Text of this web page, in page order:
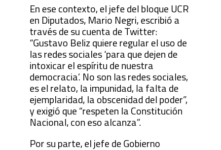
En ese contexto, el jefe del bloque UCR
en Diputados, Mario Negri, escribió a
través de su cuenta de Twitter:
“Gustavo Beliz quiere regular el uso de
las redes sociales ‘para que dejen de
intoxicar el espíritu de nuestra
democracia’. No son las redes sociales,
es el relato, la impunidad, la falta de
ejemplaridad, la obscenidad del poder”,
y exigió que “respeten la Constitución
Nacional, con eso alcanza”.
Por su parte, el jefe de Gobierno